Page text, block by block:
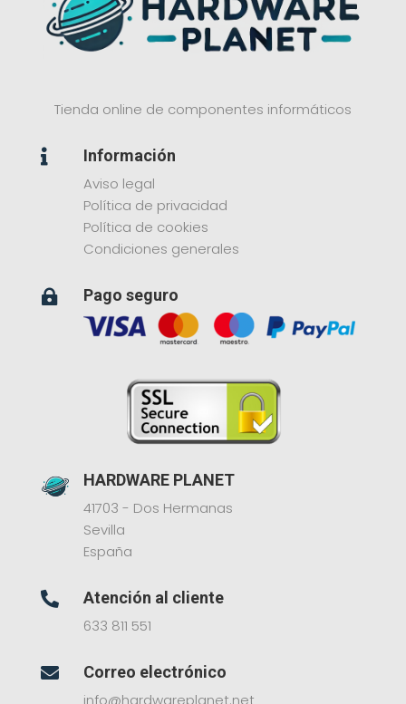
Tienda online de componentes informáticos

Información
Aviso legal
Política de privacidad
Política de cookies
Condiciones generales
 Pago seguro
HARDWARE PLANET
41703 - Dos Hermanas
Sevilla
España

Atención al cliente
633 811 551

Correo electrónico